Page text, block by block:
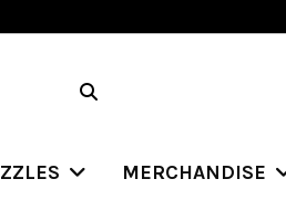
MERCHANDISE